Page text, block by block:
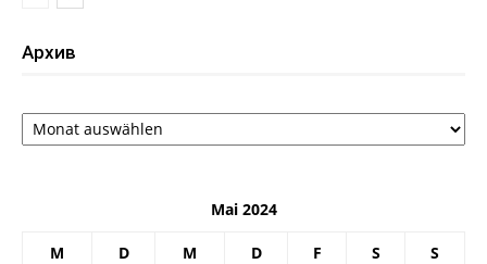
Архив
Архив
Mai 2024
M D M D F S S